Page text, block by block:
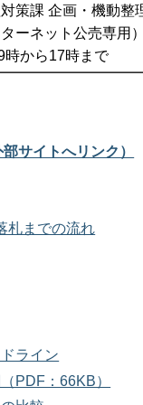
策課 企画・機動整
ーネット公売専用
から17時まで
部サイトへリンク）
札までの流れ
ライン
PDF：66KB）